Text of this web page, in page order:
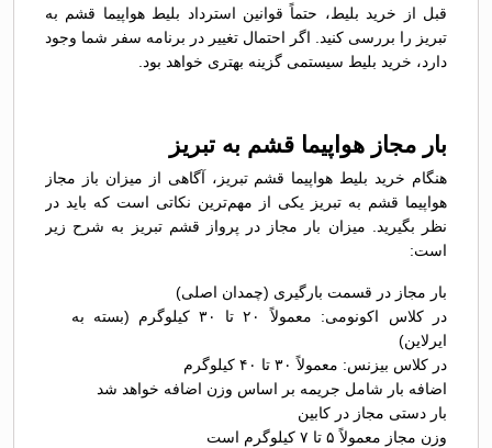
قبل از خرید بلیط، حتماً قوانین استرداد بلیط هواپیما قشم به
تبریز را بررسی کنید. اگر احتمال تغییر در برنامه سفر شما وجود
دارد، خرید بلیط سیستمی گزینه بهتری خواهد بود.
بار مجاز هواپیما قشم به تبریز
هنگام خرید بلیط هواپیما قشم تبریز، آگاهی از میزان باز مجاز
هواپیما قشم به تبریز یکی از مهم‌ترین نکاتی است که باید در
نظر بگیرید. میزان بار مجاز در پرواز قشم تبریز به شرح زیر
است:
بار مجاز در قسمت بارگیری (چمدان اصلی)
در کلاس اکونومی: معمولاً ۲۰ تا ۳۰ کیلوگرم (بسته به
ایرلاین)
در کلاس بیزنس: معمولاً ۳۰ تا ۴۰ کیلوگرم
اضافه بار شامل جریمه بر اساس وزن اضافه خواهد شد
بار دستی مجاز در کابین
وزن مجاز معمولاً ۵ تا ۷ کیلوگرم است